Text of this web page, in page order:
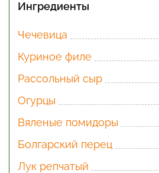
Ингредиенты
Чечевица
Куриное филе
Рассольный сыр
Огурцы
Вяленые помидоры
Болгарский перец
Лук репчатый